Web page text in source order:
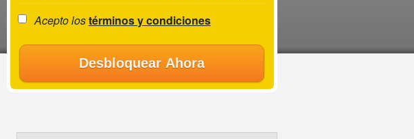
Acepto lostérminos y condiciones
Desbloquear Ahora